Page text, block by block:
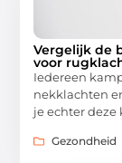
Vergelijk de
voor
Iedereen
nekklachten
je echter
Gezondheid